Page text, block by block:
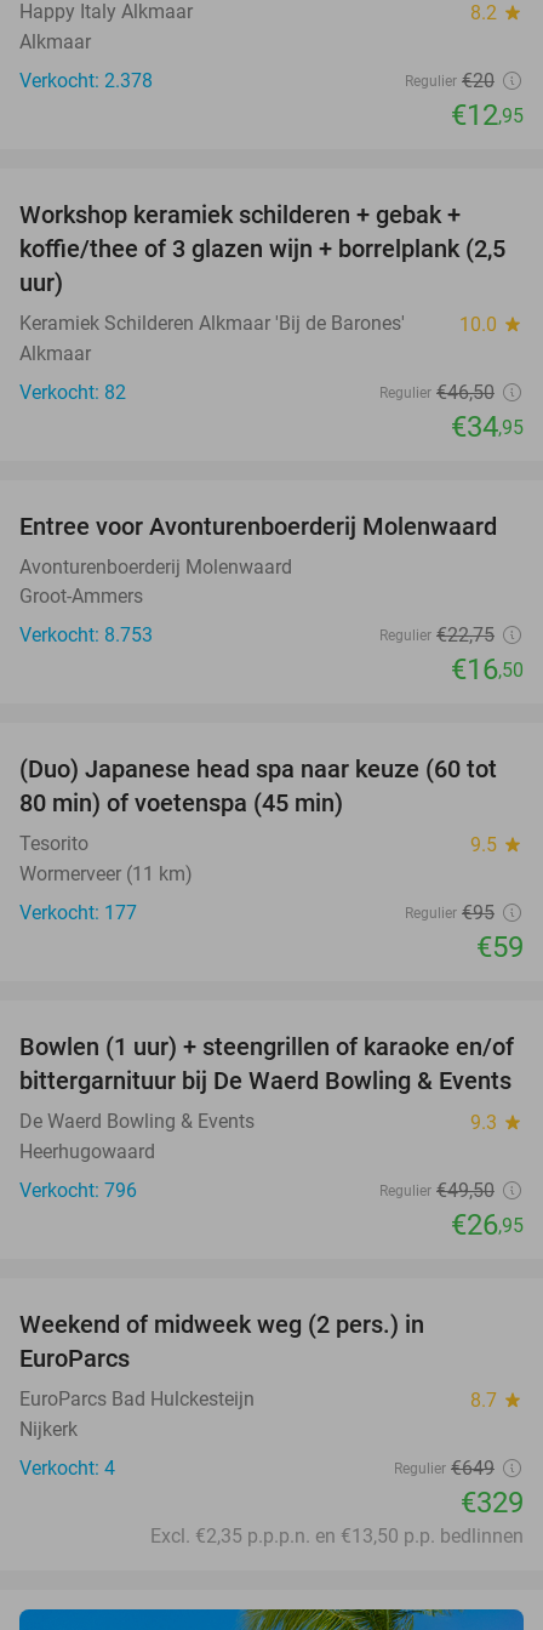
Happy Italy Alkmaar 8.2 star
Alkmaar
Verkocht: 2.378
Regulier €20
€12,95
Workshop keramiek schilderen + gebak +
koffie/thee of 3 glazen wijn + borrelplank (2,5
uur)
Keramiek Schilderen Alkmaar 'Bij de Barones' 10.0 star
Alkmaar
Verkocht: 82
Regulier €46,50
€34,95
27%
Entree voor Avonturenboerderij Molenwaard
Avonturenboerderij Molenwaard
Groot-Ammers
Verkocht: 8.753
Regulier €22,75
€16,50
38%
(Duo) Japanese head spa naar keuze (60 tot
80 min) of voetenspa (45 min)
Tesorito 9.5 star
Wormerveer (11 km)
Verkocht: 177
Regulier €95
€59
46%
Bowlen (1 uur) + steengrillen of karaoke en/of
bittergarnituur bij De Waerd Bowling & Events
De Waerd Bowling & Events 9.3 star
Heerhugowaard
Verkocht: 796
Regulier €49,50
€26,95
Weekend of midweek weg (2 pers.) in
EuroParcs
EuroParcs Bad Hulckesteijn 8.7 star
Nijkerk
Verkocht: 4
Regulier €649
€329
Excl. €2,35 p.p.p.n. en €13,50 p.p. bedlinnen